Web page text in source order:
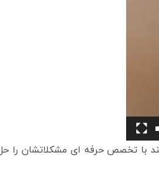
با تخصص حرفه ای مشکلاتشان را حل